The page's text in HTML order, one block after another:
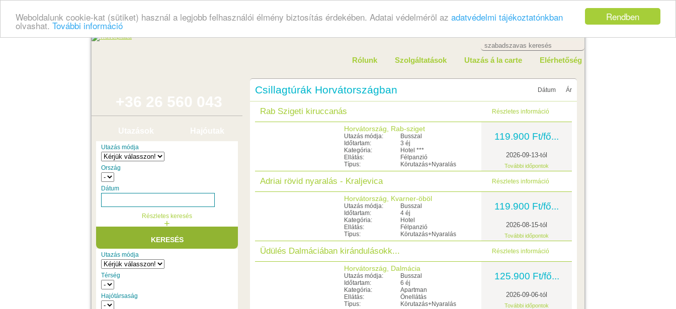
Rendben
Weboldalunk cookie-kat (sütiket) használ a legjobb felhasználói élmény biztosítás érdekében. Adatai védelméröl az adatvédelmi tájékoztatónkban
olvashat. További információ
Rólunk Szolgáltatások Utazás á la carte Elérhetőség
+36 26 560 043
Utazások Hajóutak
Utazás módja
Ország
Dátum
Részletes keresés
+
Utazás módja
Térség
Hajótársaság
Csillagtúrák Horvátországban Ár
Dátum
Rab Szigeti kiruccanás Részletes információ
Horvátország, Rab-sziget
Utazás módja:
Busszal
Időtartam:
3 éj
Kategória:
Hotel ***
Ellátás:
Félpanzió
Típus:
Körutazás+Nyaralás
119.900 Ft/fő...
2026-09-13-tól
További időpontok
Adriai rövid nyaralás - Kraljevica Részletes információ
Horvátország, Kvarner-öböl
Utazás módja:
Busszal
Időtartam:
4 éj
Kategória:
Hotel
Ellátás:
Félpanzió
Típus:
Körutazás+Nyaralás
119.900 Ft/fő...
2026-08-15-tól
További időpontok
Üdülés Dalmáciában kirándulásokk... Részletes információ
Horvátország, Dalmácia
Utazás módja:
Busszal
Időtartam:
6 éj
Kategória:
Apartman
Ellátás:
Önellátás
Típus:
Körutazás+Nyaralás
125.900 Ft/fő...
2026-09-06-tól
További időpontok